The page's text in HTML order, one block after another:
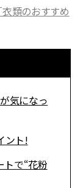
衣類のおすすめ
気になっ
ント!
トで“花粉